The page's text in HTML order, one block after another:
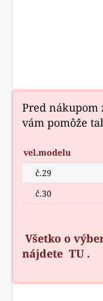
Pred nákupom
vám pomôže
vel.modelu
č.29
č.30
Všetko o
nájdete TU.